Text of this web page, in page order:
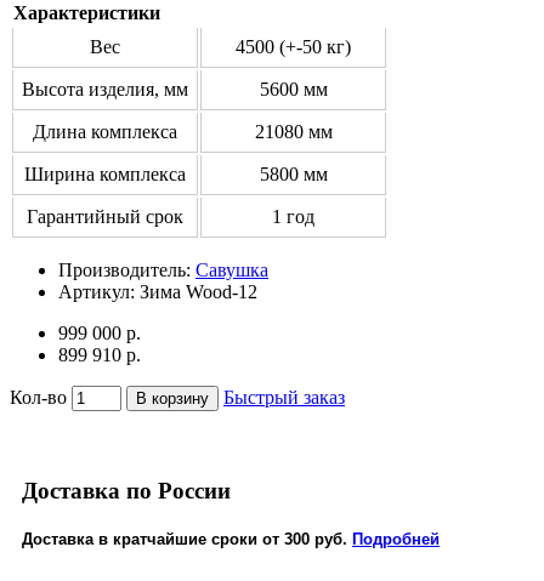
Характеристики
Вес
4500 (+-50 кг)
Высота изделия, мм 5600 мм
Длина комплекса 21080 мм
Ширина комплекса 5800 мм
Гарантийный срок 1 год
Производитель: Савушка
Артикул: Зима Wood-12
999 000 р.
899 910 р.
Кол-во В корзину Быстрый заказ
Доставка по России
Доставка в кратчайшие сроки от 300 руб. Подробней